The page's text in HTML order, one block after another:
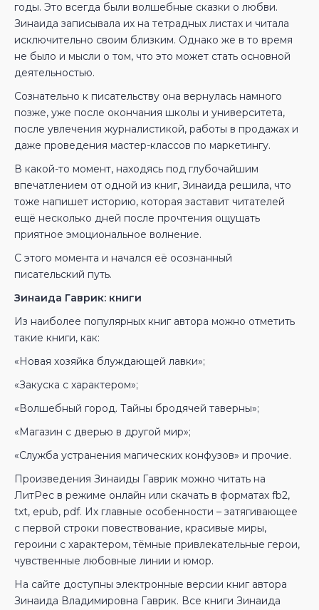
годы. Это всегда были волшебные сказки о любви.
Зинаида записывала их на тетрадных листах и читала
исключительно своим близким. Однако же в то время
не было и мысли о том, что это может стать основной
деятельностью.
Сознательно к писательству она вернулась намного
позже, уже после окончания школы и университета,
после увлечения журналистикой, работы в продажах и
даже проведения мастер-классов по маркетингу.
В какой-то момент, находясь под глубочайшим
впечатлением от одной из книг, Зинаида решила, что
тоже напишет историю, которая заставит читателей
ещё несколько дней после прочтения ощущать
приятное эмоциональное волнение.
С этого момента и начался её осознанный
писательский путь.
Зинаида Гаврик: книги
Из наиболее популярных книг автора можно отметить
такие книги, как:
«Новая хозяйка блуждающей лавки»;
«Закуска с характером»;
«Волшебный город. Тайны бродячей таверны»;
«Магазин с дверью в другой мир»;
«Служба устранения магических конфузов» и прочие.
Произведения Зинаиды Гаврик можно читать на
ЛитРес в режиме онлайн или скачать в форматах fb2,
txt, epub, pdf. Их главные особенности – затягивающее
с первой строки повествование, красивые миры,
героини с характером, тёмные привлекательные герои,
чувственные любовные линии и юмор.
На сайте доступны электронные версии книг автора
Зинаида Владимировна Гаврик. Все книги Зинаида